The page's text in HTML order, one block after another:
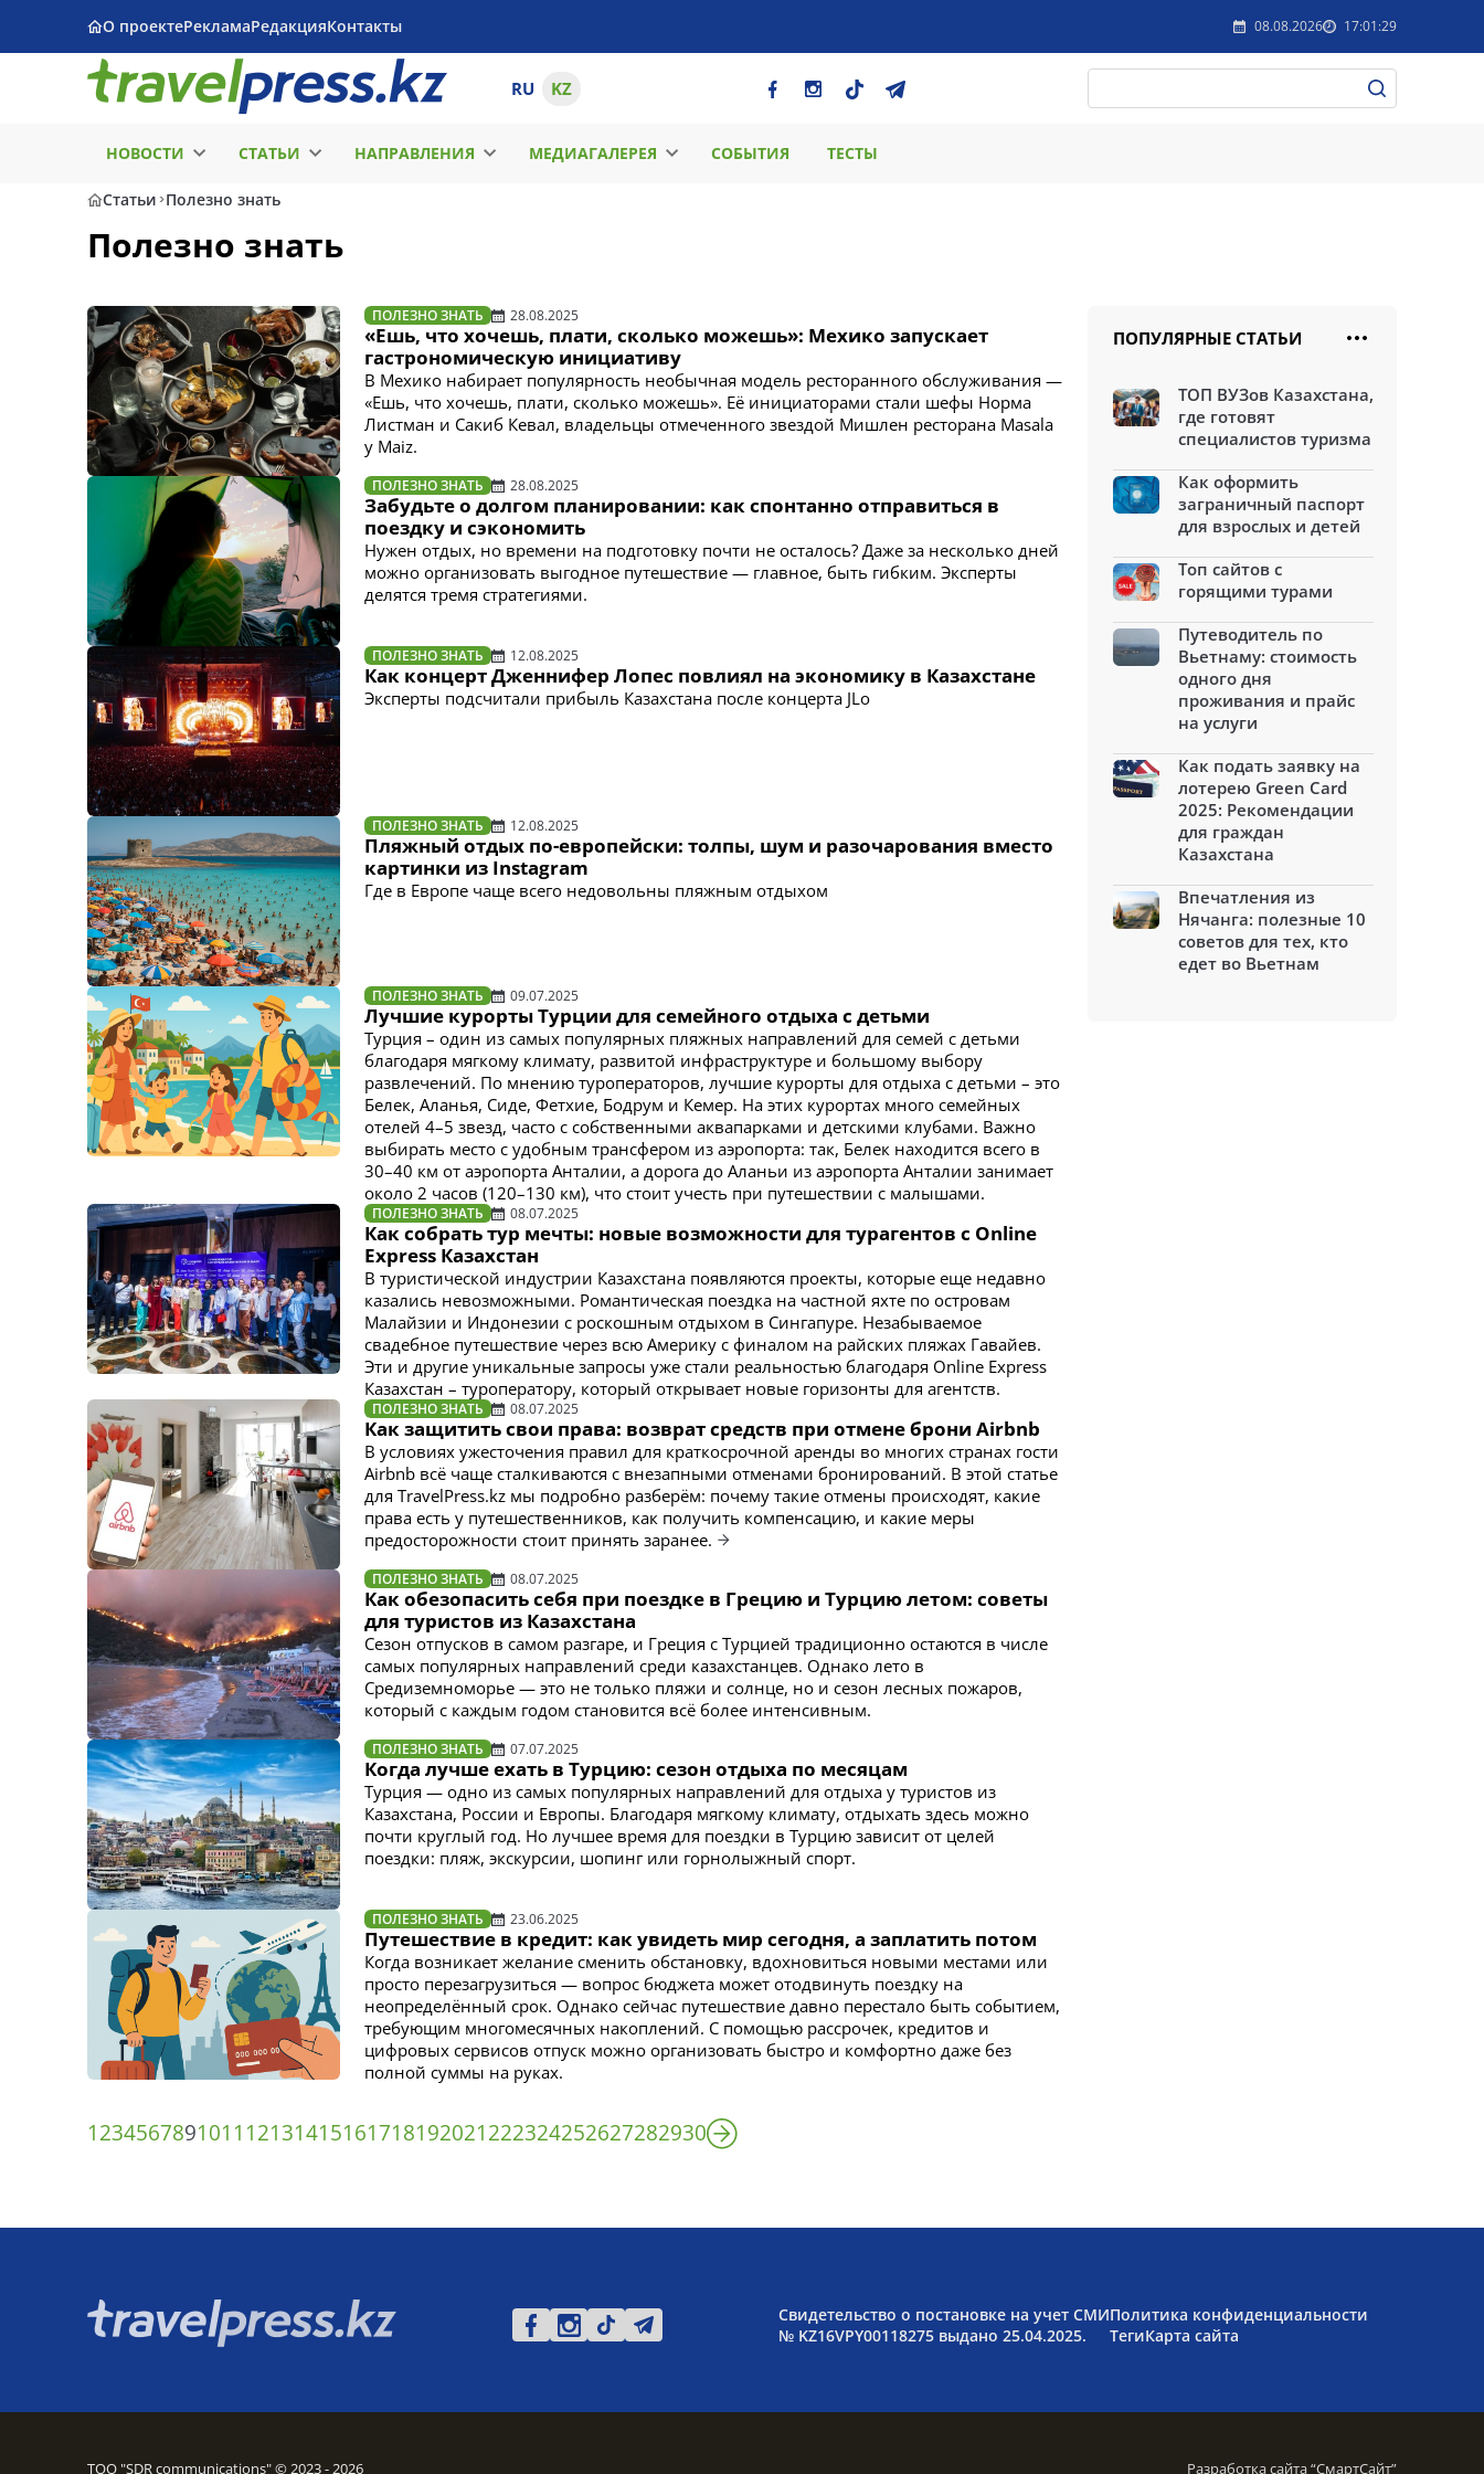
О проектеРекламаРедакцияКонтакты 08.08.2026 17:01:29
RU KZ
НОВОСТИ СТАТЬИ НАПРАВЛЕНИЯ МЕДИАГАЛЕРЕЯ СОБЫТИЯ ТЕСТЫ
Статьи Полезно знать
Полезно знать
ПОЛЕЗНО ЗНАТЬ 28.08.2025
«Ешь, что хочешь, плати, сколько можешь»: Мехико запускает
гастрономическую инициативу
В Мехико набирает популярность необычная модель ресторанного обслуживания —
«Ешь, что хочешь, плати, сколько можешь». Её инициаторами стали шефы Норма
Листман и Сакиб Кевал, владельцы отмеченного звездой Мишлен ресторана Masala
y Maiz.
ПОЛЕЗНО ЗНАТЬ 28.08.2025
Забудьте о долгом планировании: как спонтанно отправиться в
поездку и сэкономить
Нужен отдых, но времени на подготовку почти не осталось? Даже за несколько дней
можно организовать выгодное путешествие — главное, быть гибким. Эксперты
делятся тремя стратегиями.
ПОЛЕЗНО ЗНАТЬ 12.08.2025
Как концерт Дженнифер Лопес повлиял на экономику в Казахстане
Эксперты подсчитали прибыль Казахстана после концерта JLo
ПОЛЕЗНО ЗНАТЬ 12.08.2025
Пляжный отдых по-европейски: толпы, шум и разочарования вместо
картинки из Instagram
Где в Европе чаще всего недовольны пляжным отдыхом
ПОЛЕЗНО ЗНАТЬ 09.07.2025
Лучшие курорты Турции для семейного отдыха с детьми
Турция – один из самых популярных пляжных направлений для семей с детьми
благодаря мягкому климату, развитой инфраструктуре и большому выбору
развлечений. По мнению туроператоров, лучшие курорты для отдыха с детьми – это
Белек, Аланья, Сиде, Фетхие, Бодрум и Кемер. На этих курортах много семейных
отелей 4–5 звезд, часто с собственными аквапарками и детскими клубами. Важно
выбирать место с удобным трансфером из аэропорта: так, Белек находится всего в
30–40 км от аэропорта Анталии, а дорога до Аланьи из аэропорта Анталии занимает
около 2 часов (120–130 км), что стоит учесть при путешествии с малышами.
ПОЛЕЗНО ЗНАТЬ 08.07.2025
Как собрать тур мечты: новые возможности для турагентов с Online
Express Казахстан
В туристической индустрии Казахстана появляются проекты, которые еще недавно
казались невозможными. Романтическая поездка на частной яхте по островам
Малайзии и Индонезии с роскошным отдыхом в Сингапуре. Незабываемое
свадебное путешествие через всю Америку с финалом на райских пляжах Гавайев.
Эти и другие уникальные запросы уже стали реальностью благодаря Online Express
Казахстан – туроператору, который открывает новые горизонты для агентств.
ПОЛЕЗНО ЗНАТЬ 08.07.2025
Как защитить свои права: возврат средств при отмене брони Airbnb
В условиях ужесточения правил для краткосрочной аренды во многих странах гости
Airbnb всё чаще сталкиваются с внезапными отменами бронирований. В этой статье
для TravelPress.kz мы подробно разберём: почему такие отмены происходят, какие
права есть у путешественников, как получить компенсацию, и какие меры
предосторожности стоит принять заранее.
ПОЛЕЗНО ЗНАТЬ 08.07.2025
Как обезопасить себя при поездке в Грецию и Турцию летом: советы
для туристов из Казахстана
Сезон отпусков в самом разгаре, и Греция с Турцией традиционно остаются в числе
самых популярных направлений среди казахстанцев. Однако лето в
Средиземноморье — это не только пляжи и солнце, но и сезон лесных пожаров,
который с каждым годом становится всё более интенсивным.
ПОЛЕЗНО ЗНАТЬ 07.07.2025
Когда лучше ехать в Турцию: сезон отдыха по месяцам
Турция — одно из самых популярных направлений для отдыха у туристов из
Казахстана, России и Европы. Благодаря мягкому климату, отдыхать здесь можно
почти круглый год. Но лучшее время для поездки в Турцию зависит от целей
поездки: пляж, экскурсии, шопинг или горнолыжный спорт.
ПОЛЕЗНО ЗНАТЬ 23.06.2025
Путешествие в кредит: как увидеть мир сегодня, а заплатить потом
Когда возникает желание сменить обстановку, вдохновиться новыми местами или
просто перезагрузиться — вопрос бюджета может отодвинуть поездку на
неопределённый срок. Однако сейчас путешествие давно перестало быть событием,
требующим многомесячных накоплений. С помощью рассрочек, кредитов и
цифровых сервисов отпуск можно организовать быстро и комфортно даже без
полной суммы на руках.
1234567891011 12131415161718192021222324252627282930
ПОПУЛЯРНЫЕ СТАТЬИ
ТОП ВУЗов Казахстана,
где готовят
специалистов туризма
Как оформить
заграничный паспорт
для взрослых и детей
Топ сайтов с
горящими турами
Путеводитель по
Вьетнаму: стоимость
одного дня
проживания и прайс
на услуги
Как подать заявку на
лотерею Green Card
2025: Рекомендации
для граждан
Казахстана
Впечатления из
Нячанга: полезные 10
советов для тех, кто
едет во Вьетнам
Свидетельство о постановке на учет СМИ
№ KZ16VPY00118275 выдано 25.04.2025.
Политика конфиденциальности
ТегиКарта сайта
ТОО "SDR communications" © 2023 - 2026 Разработка сайта “СмартСайт”